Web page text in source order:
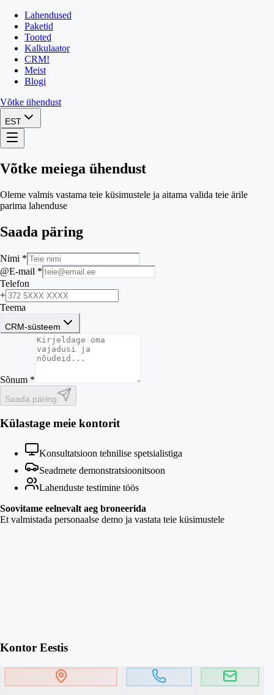
Lahendused
Paketid
Tooted
Kalkulaator
CRM!
Meist
Blogi
Võtke ühendust
EST
Võtke meiega ühendust
Oleme valmis vastama teie küsimustele ja aitama valida teie ärile
parima lahenduse
Saada päring
Nimi *
@E-mail *
Telefon
+
Teema
CRM-süsteem
Sõnum *
Saada päring
Külastage meie kontorit
Konsultatsioon tehnilise spetsialistiga
Seadmete demonstratsioonitsoon
Lahenduste testimine töös
Soovitame eelnevalt aeg broneerida
Et valmistada personaalse demo ja vastata teie küsimustele
Kontor Eestis